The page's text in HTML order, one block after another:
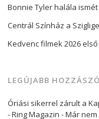
Bonnie Tyler halála
Centrál Színház a
Kedvenc filmek 2026
LEGÚJABB
Óriási sikerrel zárult a
- Ring Magazin -Már